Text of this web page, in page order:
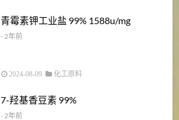
青霉素钾工业盐 99% 1588u/mg
- 2年前
2024-08-09 化工原料
7-羟基香豆素 99%
- 2年前